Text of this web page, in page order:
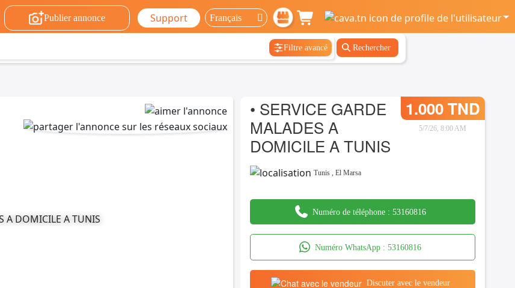
Publier annonce Support
Filtre avancé Rechercher
• SERVICE GARDE
MALADES A
DOMICILE A TUNIS
1.000 TND
5/7/26, 8:00 AM
Tunis ,El Marsa
Numéro de téléphone : 53160816
Numéro WhatsApp :53160816
Discuter avec le vendeur